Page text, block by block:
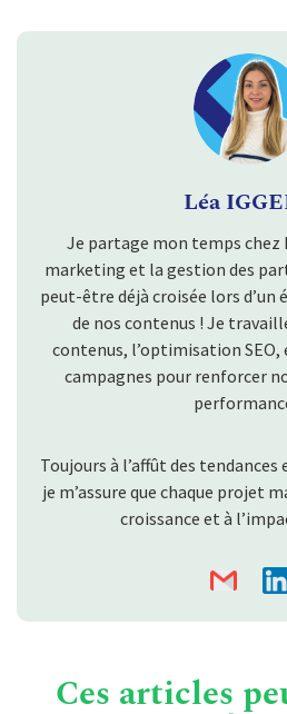
Léa
Je partage mon temps chez
marketing et la gestion des
peut-être déjà croisée lors d’un
de nos contenus ! Je
contenus, l’optimisation SEO,
campagnes pour renforcer
Toujours à l’affût des
je m’assure que chaque projet
croissance et à
Ces articles